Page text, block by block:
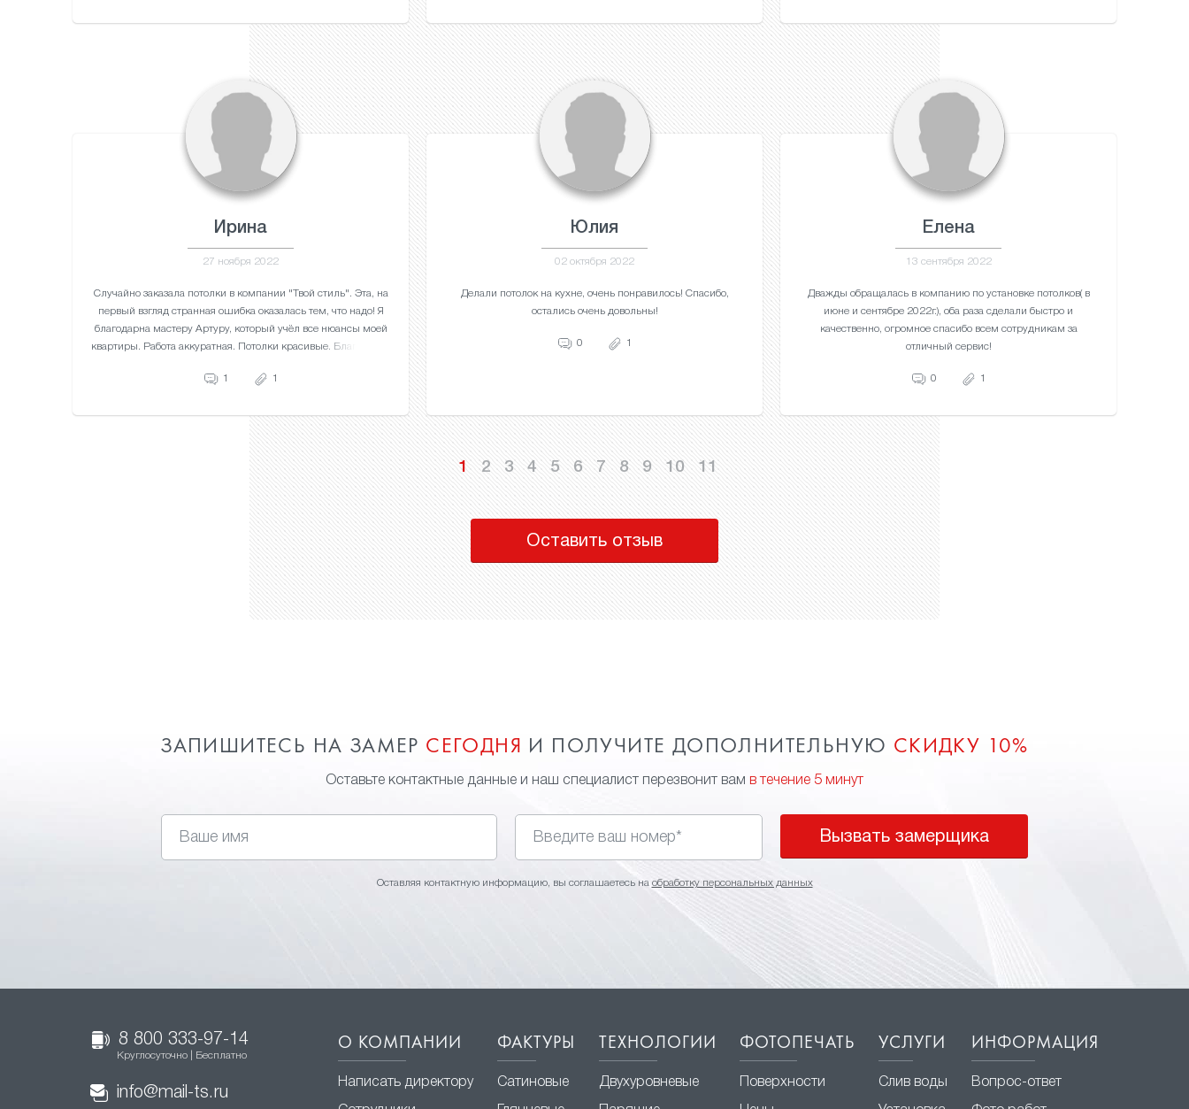
Ирина
27 ноября 2022
Случайно заказала потолки в компании "Твой стиль". Эта, на
первый взгляд странная ошибка оказалась тем, что надо! Я
благодарна мастеру Артуру, который учёл все нюансы моей
квартиры. Работа аккуратная. Потолки красивые. Благодарю!
1 1
Юлия
02 октября 2022
Делали потолок на кухне, очень понравилось! Спасибо,
остались очень довольны!
0 1
Елена
13 сентября 2022
Дважды обращалась в компанию по установке потолков( в
июне и сентябре 2022г.), оба раза сделали быстро и
качественно, огромное спасибо всем сотрудникам за
отличный сервис!
0 1
1 2 3 4 5 6 7 8 9 10 11
Оставить отзыв
ЗАПИШИТЕСЬ НА ЗАМЕР СЕГОДНЯ И ПОЛУЧИТЕ ДОПОЛНИТЕЛЬНУЮ СКИДКУ 10%
Оставьте контактные данные и наш специалист перезвонит вам в течение 5 минут
Вызвать замерщика
Оставляя контактную информацию, вы соглашаетесь на обработку персональных данных
8 800 333-97-14
Круглосуточно | Бесплатно
info@mail-ts.ru
О КОМПАНИИ
Написать директору
ФАКТУРЫ
Сатиновые
ТЕХНОЛОГИИ
Двухуровневые
ФОТОПЕЧАТЬ
Поверхности
УСЛУГИ
Слив воды
ИНФОРМАЦИЯ
Вопрос-ответ